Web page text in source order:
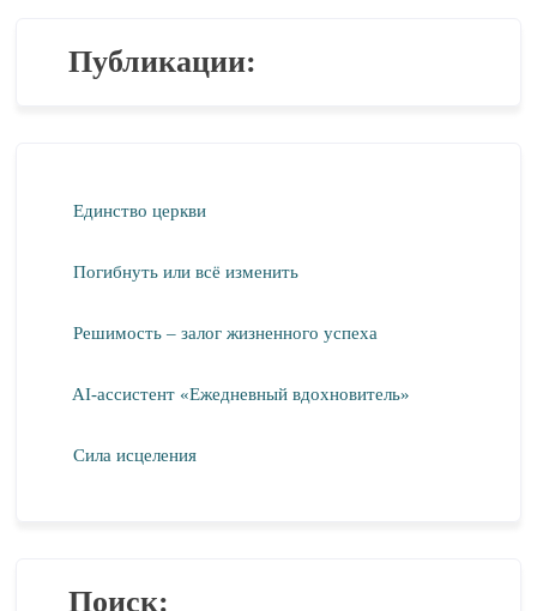
Публикации:
Единство церкви
Погибнуть или всё изменить
Решимость – залог жизненного успеха
AI-ассистент «Ежедневный вдохновитель»
Сила исцеления
Поиск: